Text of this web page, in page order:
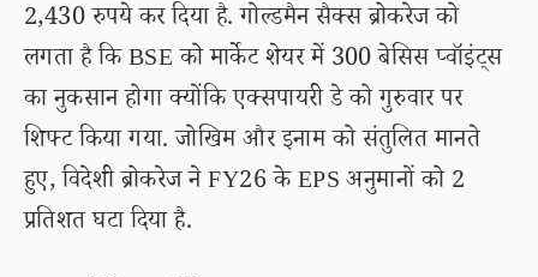
2,430 रुपये कर दिया है. गोल्डमैन सैक्स ब्रोकरेज को
लगता है कि BSE को मार्केट शेयर में 300 बेसिस प्वॉइंट्स
का नुकसान होगा क्योंकि एक्सपायरी डे को गुरुवार पर
शिफ्ट किया गया. जोखिम और इनाम को संतुलित मानते
हुए, विदेशी ब्रोकरेज ने FY26 के EPS अनुमानों को 2
प्रतिशत घटा दिया है.